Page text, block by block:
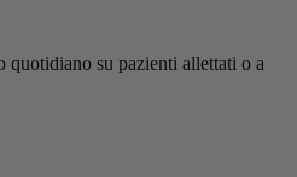
su pazienti allettati o a